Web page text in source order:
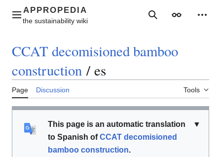
contentMain menu SearchAppearance
CCAT decomisioned bamboo
construction / es
Page Discussion Tools
▼
This page is an automatic translation
to Spanish ofCCAT decomisioned
bamboo construction.